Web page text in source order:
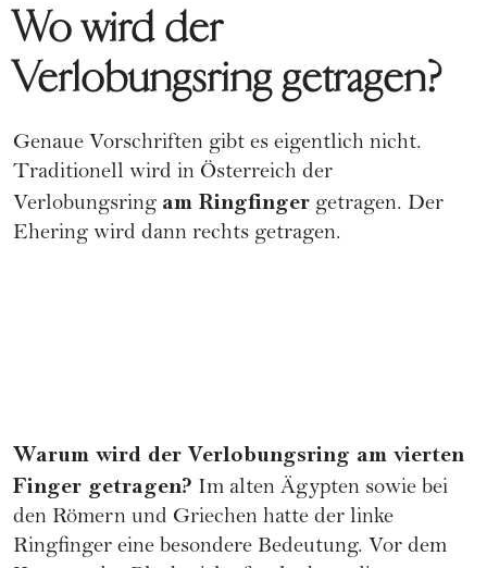
Wo wird der
Verlobungsring getragen?
Genaue Vorschriften gibt es eigentlich nicht.
Traditionell wird in Österreich der
Verlobungsring am Ringfinger getragen. Der
Ehering wird dann rechts getragen.
Warum wird der Verlobungsring am vierten
Finger getragen? Im alten Ägypten sowie bei
den Römern und Griechen hatte der linke
Ringfinger eine besondere Bedeutung. Vor dem